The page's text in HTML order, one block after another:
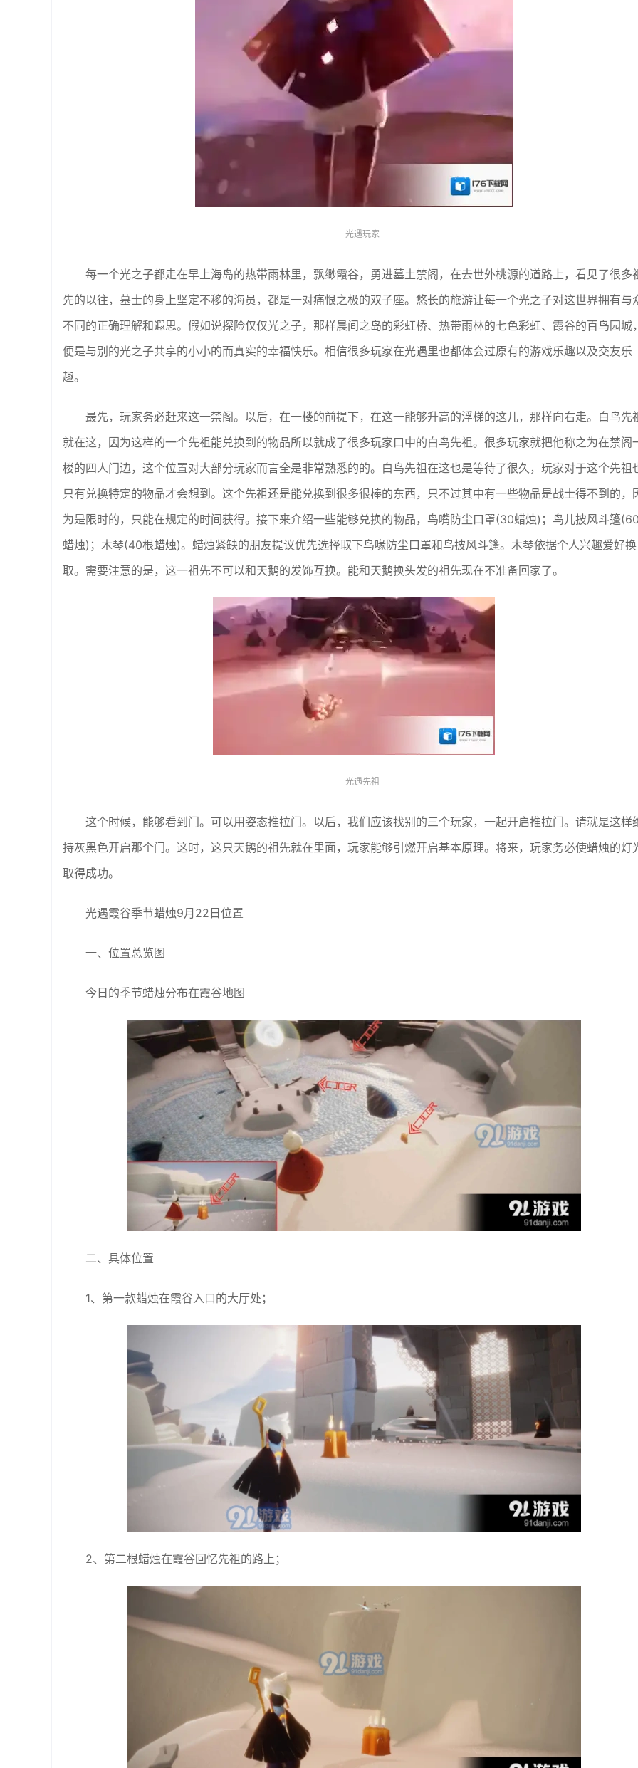
光遇玩家
每一个光之子都走在早上海岛的热带雨林里，飘缈霞谷，勇进墓土禁阁，在去世外桃源的道路上，看见了很多
先的以往，墓士的身上坚定不移的海员，都是一对痛恨之极的双子座。悠长的旅游让每一个光之子对这世界拥有与
不同的正确理解和遐思。假如说探险仅仅光之子，那样晨间之岛的彩虹桥、热带雨林的七色彩虹、霞谷的百鸟园城
便是与别的光之子共享的小小的而真实的幸福快乐。相信很多玩家在光遇里也都体会过原有的游戏乐趣以及交友乐
趣。
最先，玩家务必赶来这一禁阁。以后，在一楼的前提下，在这一能够升高的浮梯的这儿，那样向右走。白鸟先
就在这，因为这样的一个先祖能兑换到的物品所以就成了很多玩家口中的白鸟先祖。很多玩家就把他称之为在禁阁
楼的四人门边，这个位置对大部分玩家而言全是非常熟悉的的。白鸟先祖在这也是等待了很久，玩家对于这个先祖
只有兑换特定的物品才会想到。这个先祖还是能兑换到很多很棒的东西，只不过其中有一些物品是战士得不到的，
为是限时的，只能在规定的时间获得。接下来介绍一些能够兑换的物品，鸟嘴防尘口罩(30蜡烛)；鸟儿披风斗篷
蜡烛)；木琴(40根蜡烛)。蜡烛紧缺的朋友提议优先选择取下鸟喙防尘口罩和鸟披风斗篷。木琴依据个人兴趣爱好换
取。需要注意的是，这一祖先不可以和天鹅的发饰互换。能和天鹅换头发的祖先现在不准备回家了。
光遇先祖
这个时候，能够看到门。可以用姿态推拉门。以后，我们应该找别的三个玩家，一起开启推拉门。请就是这样
持灰黑色开启那个门。这时，这只天鹅的祖先就在里面，玩家能够引燃开启基本原理。将来，玩家务必使蜡烛的灯
取得成功。
光遇霞谷季节蜡烛9月22日位置
一、位置总览图
今日的季节蜡烛分布在霞谷地图
二、具体位置
1、第一款蜡烛在霞谷入口的大厅处；
2、第二根蜡烛在霞谷回忆先祖的路上；